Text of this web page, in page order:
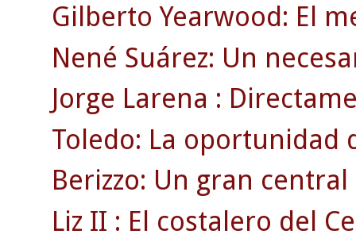
Gilberto Yearwood: El
Nené Suárez: Un
Jorge Larena :
Toledo: La oportunidad
Berizzo: Un gran
Liz II : El costalero del